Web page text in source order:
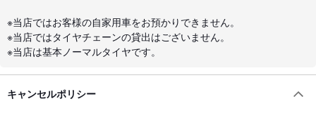
※当店ではお客様の自家用車をお預かりできません。
※当店ではタイヤチェーンの貸出はございません。
※当店は基本ノーマルタイヤです。
キャンセルポリシー